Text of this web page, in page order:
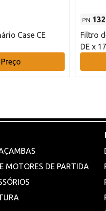
Case CE
PN
Filtro
DE x
MOTORES DE PARTIDA